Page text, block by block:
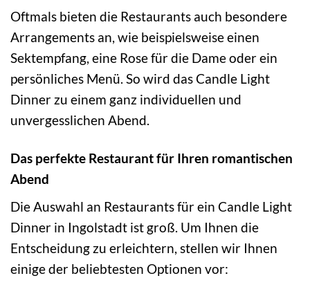
Oftmals bieten die Restaurants auch besondere
Arrangements an, wie beispielsweise einen
Sektempfang, eine Rose für die Dame oder ein
persönliches Menü. So wird das Candle Light
Dinner zu einem ganz individuellen und
unvergesslichen Abend.
Das perfekte Restaurant für Ihren romantischen
Abend
Die Auswahl an Restaurants für ein Candle Light
Dinner in Ingolstadt ist groß. Um Ihnen die
Entscheidung zu erleichtern, stellen wir Ihnen
einige der beliebtesten Optionen vor: